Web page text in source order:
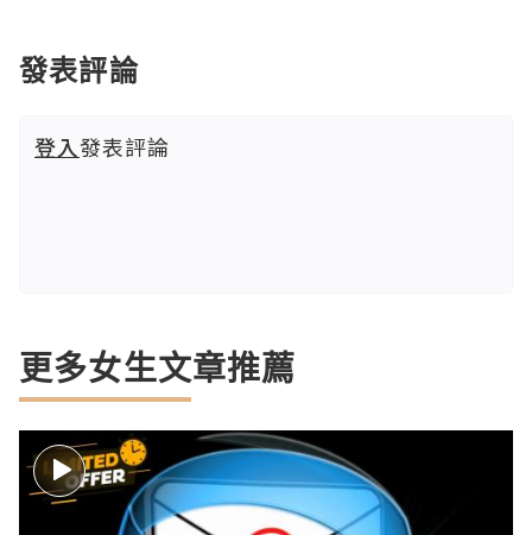
發表評論
登入發表評論
更多女生文章推薦